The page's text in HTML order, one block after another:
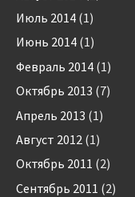
Июль 2014 (1)
Июнь 2014 (1)
Февраль 2014 (1)
Октябрь 2013 (7)
Апрель 2013 (1)
Август 2012 (1)
Октябрь 2011 (2)
Сентябрь 2011 (2)